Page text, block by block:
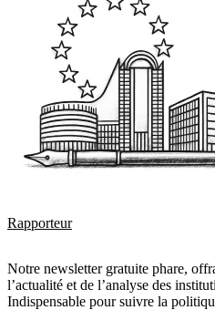
Rapporteur
Notre newsletter gratuite phare,
l’actualité et de l’analyse des
Indispensable pour suivre la